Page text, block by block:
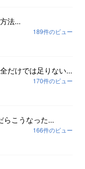
法...
189件のビュー
だけでは足りない...
170件のビュー
らこうなった...
166件のビュー